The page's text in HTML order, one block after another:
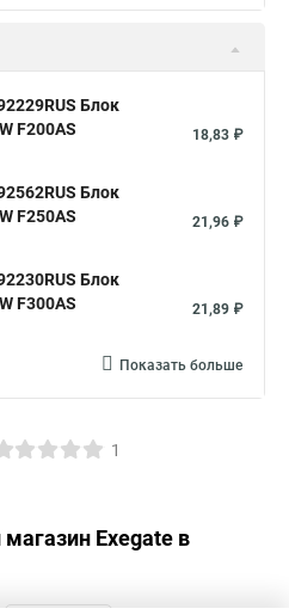
Блок
F200AS
18,83 ₽
Блок
F250AS
21,96 ₽
Блок
F300AS
21,89 ₽
Показать больше
1
Exegate в